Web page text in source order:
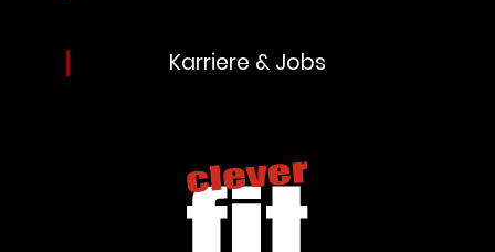
Karriere & Jobs